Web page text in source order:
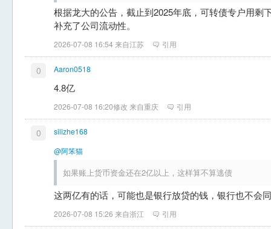
根据龙大的公告，截止到2025年底，可转债专户用剩
补充了公司流动性。
2026-07-08 16:54 来自江苏 引用
0 Aaron0518
4.8亿
2026-07-08 16:20修改 来自重庆 引用
0
silizhe168
@阿笨猫
如果账上货币资金还在2亿以上，这样算不算逃债
这两亿有的话，可能也是银行放贷的钱，银行也不会
2026-07-08 15:26 来自浙江 引用